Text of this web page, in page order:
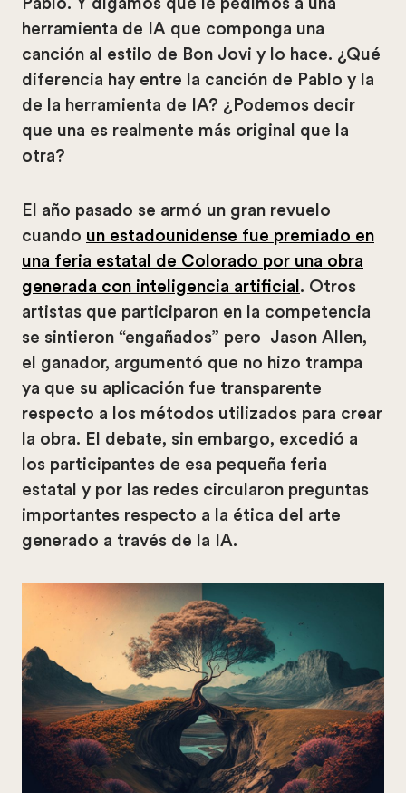
herramienta de IA que componga una
canción al estilo de Bon Jovi y lo hace. ¿Qué
diferencia hay entre la canción de Pablo y la
de la herramienta de IA? ¿Podemos decir
que una es realmente más original que la
otra?
El año pasado se armó un gran revuelo
cuando un estadounidense fue premiado en
una feria estatal de Colorado por una obra
generada con inteligencia artificial . Otros
artistas que participaron en la competencia
se sintieron “engañados” pero Jason Allen,
el ganador, argumentó que no hizo trampa
ya que su aplicación fue transparente
respecto a los métodos utilizados para crear
la obra. El debate, sin embargo, excedió a
los participantes de esa pequeña feria
estatal y por las redes circularon preguntas
importantes respecto a la ética del arte
generado a través de la IA.